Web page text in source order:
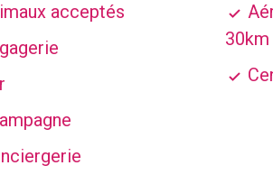
acceptés
30km